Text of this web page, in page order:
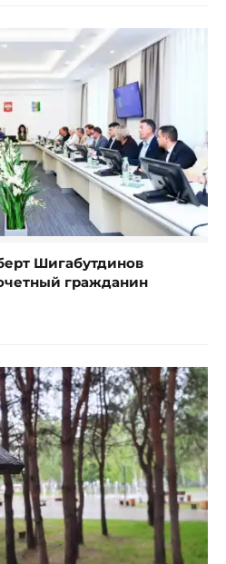
Шигабутдинов
гражданин